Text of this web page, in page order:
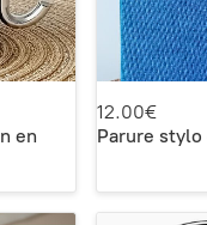
en
12.00€
Parure